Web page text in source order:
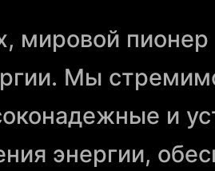
мировой пионер
Мы
и
энергии,